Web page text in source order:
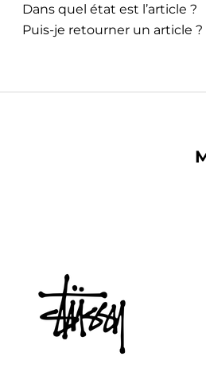
Dans quel état est l’article ?
Puis-je retourner un article ?